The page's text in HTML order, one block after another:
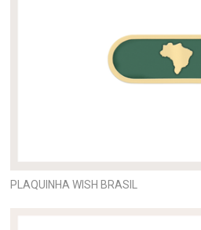
PLAQUINHA WISH BRASIL